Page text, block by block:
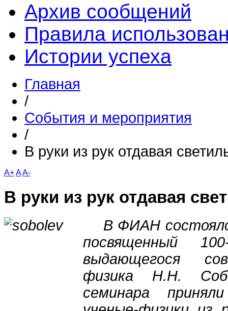
Архив сообщений
Правила
Истории успеха
Главная
/
События и мероприятия
/
В руки из рук отдавая
A+AA-
В руки из рук отдавая
В ФИАН
посвященный
выдающегося
физика Н.Н.
семинара